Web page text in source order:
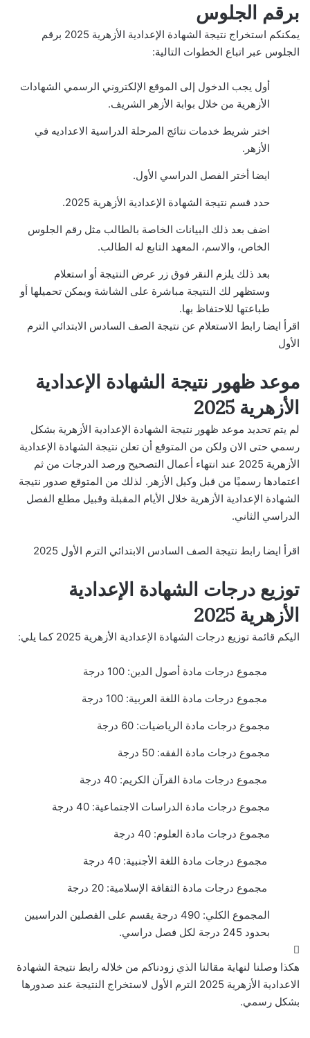
برقم الجلوس
يمكنكم استخراج نتيجة الشهادة الإعدادية الأزهرية 2025 برقم
الجلوس عبر اتباع الخطوات التالية:
أول يجب الدخول إلى الموقع الإلكتروني الرسمي الشهادات
الأزهرية من خلال بوابة الأزهر الشريف.
اختر شريط خدمات نتائج المرحلة الدراسية الاعداديه في
الأزهر.
ايضا أختر الفصل الدراسي الأول.
حدد قسم نتيجة الشهادة الإعدادية الأزهرية 2025.
اضف بعد ذلك البيانات الخاصة بالطالب مثل رقم الجلوس
الخاص، والاسم، المعهد التابع له الطالب.
بعد ذلك يلزم النقر فوق زر عرض النتيجة أو استعلام
وستظهر لك النتيجة مباشرة على الشاشة ويمكن تحميلها أو
طباعتها للاحتفاظ بها.
اقرأ ايضارابط الاستعلام عن نتيجة الصف السادس الابتدائي الترم
الأول
موعد ظهور نتيجة الشهادة الإعدادية
الأزهرية 2025
لم يتم تحديد موعد ظهور نتيجة الشهادة الإعدادية الأزهرية بشكل
رسمي حتى الان ولكن من المتوقع أن تعلن نتيجة الشهادة الإعدادية
الأزهرية 2025 عند انتهاء أعمال التصحيح ورصد الدرجات من ثم
اعتمادها رسميًا من قبل وكيل الأزهر. لذلك من المتوقع صدور نتيجة
الشهادة الإعدادية الأزهرية خلال الأيام المقبلة وقبيل مطلع الفصل
الدراسي الثاني.
اقرأ ايضارابط نتيجة الصف السادس الابتدائي الترم الأول 2025
توزيع درجات الشهادة الإعدادية
الأزهرية 2025
اليكم قائمة توزيع درجات الشهادة الإعدادية الأزهرية 2025 كما يلي:
مجموع درجات مادة أصول الدين: 100 درجة
مجموع درجات مادة اللغة العربية: 100 درجة
مجموع درجات مادة الرياضيات: 60 درجة
مجموع درجات مادة الفقه: 50 درجة
مجموع درجات مادة القرآن الكريم: 40 درجة
مجموع درجات مادة الدراسات الاجتماعية: 40 درجة
مجموع درجات مادة العلوم: 40 درجة
مجموع درجات مادة اللغة الأجنبية: 40 درجة
مجموع درجات مادة الثقافة الإسلامية: 20 درجة
المجموع الكلي: 490 درجة يقسم على الفصلين الدراسيين
بحدود 245 درجة لكل فصل دراسي.
هكذا وصلنا لنهاية مقالنا الذي زودناكم من خلاله رابط نتيجة الشهادة
الاعدادية الأزهرية 2025 الترم الأول لاستخراج النتيجة عند صدورها
بشكل رسمي.